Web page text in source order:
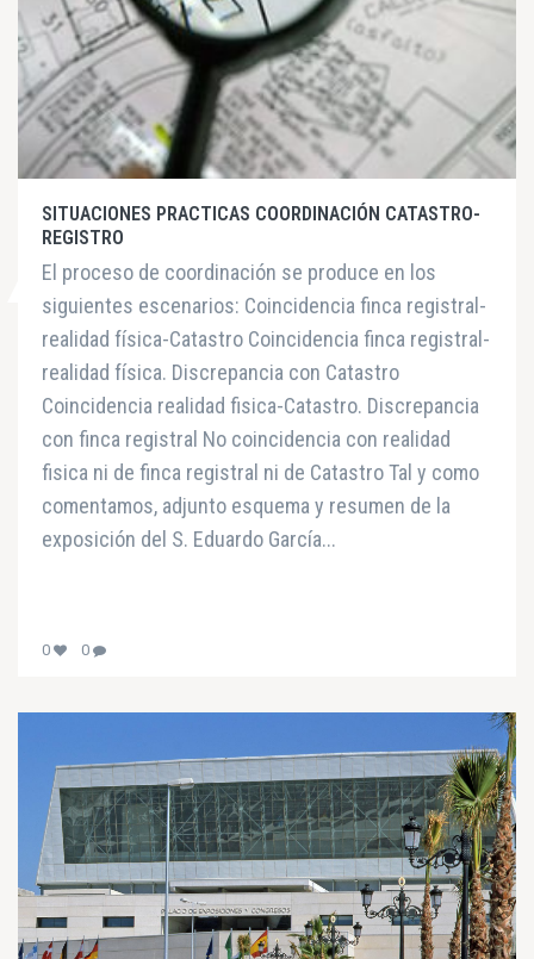
SITUACIONES PRACTICAS COORDINACIÓN CATASTRO-
REGISTRO
El proceso de coordinación se produce en los
siguientes escenarios: Coincidencia finca registral-
realidad física-Catastro Coincidencia finca registral-
realidad física. Discrepancia con Catastro
Coincidencia realidad fisica-Catastro. Discrepancia
con finca registral No coincidencia con realidad
fisica ni de finca registral ni de Catastro Tal y como
comentamos, adjunto esquema y resumen de la
exposición del S. Eduardo García...
0 0